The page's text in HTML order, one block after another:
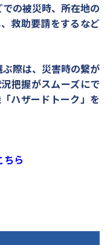
の被災時、所在地の
救助要請をするなど
際は、災害時の繋が
把握がスムーズにで
ハザードトーク」を
ちら